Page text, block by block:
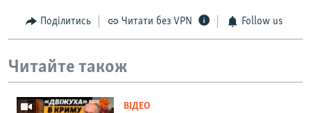
Поділитись Читати без VPN Follow us
Читайте також
ВІДЕО